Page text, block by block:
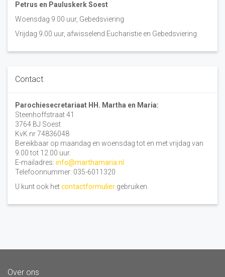
Petrus en Pauluskerk Soest
Woensdag 9.00 uur, Gebedsviering
Vrijdag 9.00 uur, afwisselend Eucharistie en Gebedsviering
Contact
Parochiesecretariaat HH. Martha en Maria:
Steenhoffstraat 41
3764 BJ Soest
KvK nr 74836048
Bereikbaar op maandag en woensdag tot en met vrijdag van
9.00 tot 12.00 uur.
E-mailadres: info@marthamaria.nl
Telefoonnummer: 035-6011320
U kunt ook hetcontactformulier gebruiken.
Over ons